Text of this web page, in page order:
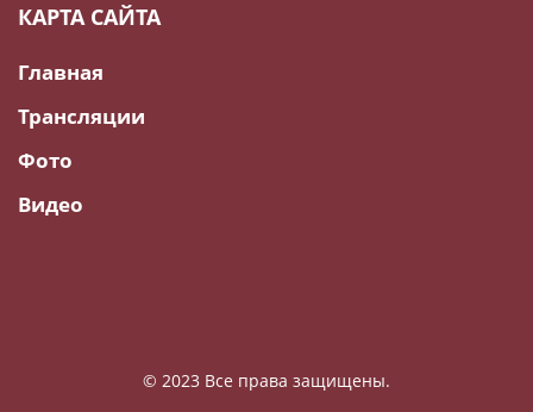
КАРТА САЙТА
Главная
Трансляции
Фото
Видео
© 2023 Все права защищены.